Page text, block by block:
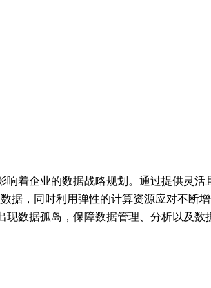
响着企业的数据战略规划。通过提供灵活
据，同时利用弹性的计算资源应对不断
数据孤岛，保障数据管理、分析以及数